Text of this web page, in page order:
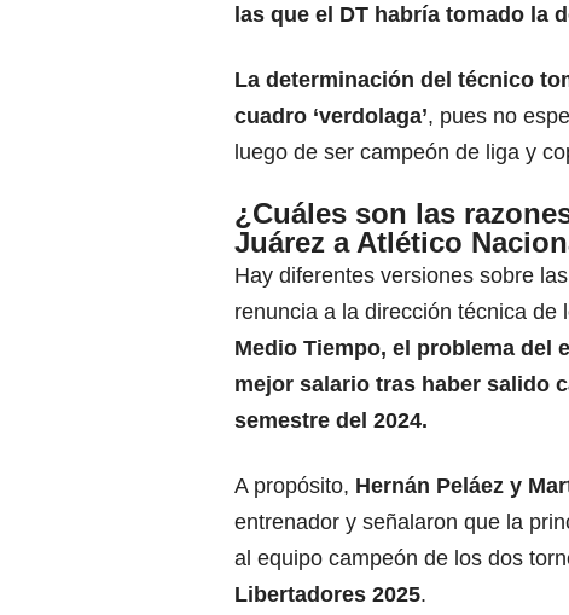
las que el DT habría tomado la
La determinación del técnico
cuadro ‘verdolaga’, pues no
luego de ser campeón de liga y
¿Cuáles son las
Juárez a Atlético
Hay diferentes versiones sobre
renuncia a la dirección técnica de
Medio Tiempo, el problema del
mejor salario tras haber salido
semestre del 2024.
A propósito, Hernán Peláez y
entrenador y señalaron que la
al equipo campeón de los dos
Libertadores 2025.